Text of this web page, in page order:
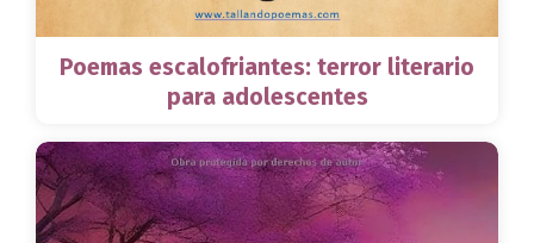
Poemas escalofriantes: terror literario
para adolescentes